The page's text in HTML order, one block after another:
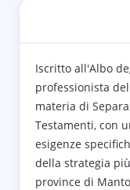
Iscritto all'Albo
professionista
materia di
Testamenti, con
esigenze
della strategia
province di